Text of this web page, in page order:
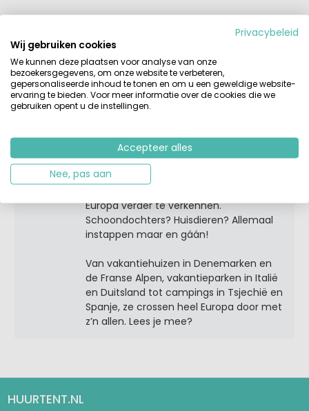
Tags: beleving vakantie
Over Femke
kinderen vormen ze een groot en
gezellig samengesteld gezin. Dat menig
zomer - in twee auto’s en diverse
Europa verder te verkennen.
Schoondochters? Huisdieren? Allemaal
instappen maar en gáán!
Van vakantiehuizen in Denemarken en
de Franse Alpen, vakantieparken in Italië
en Duitsland tot campings in Tsjechië en
Spanje, ze crossen heel Europa door met
z’n allen. Lees je mee?
HUURTENT.NL
Privacybeleid
Wij gebruiken cookies
We kunnen deze plaatsen voor analyse van onze
bezoekersgegevens, om onze website te verbeteren,
gepersonaliseerde inhoud te tonen en om u een geweldige website-
ervaring te bieden. Voor meer informatie over de cookies die we
gebruiken opent u de instellingen.
Accepteer alles
Nee, pas aan